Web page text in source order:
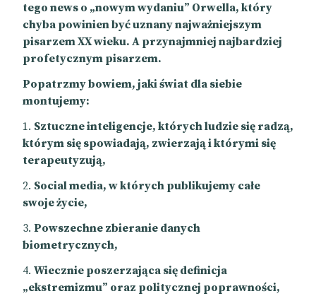
tego news o „nowym wydaniu” Orwella, który
chyba powinien być uznany najważniejszym
pisarzem XX wieku. A przynajmniej najbardziej
profetycznym pisarzem.
Popatrzmy bowiem, jaki świat dla siebie
montujemy:
Sztuczne inteligencje, których ludzie się radzą,
którym się spowiadają, zwierzają i którymi się
terapeutyzują,
Social media, w których publikujemy całe
swoje życie,
Powszechne zbieranie danych
biometrycznych,
Wiecznie poszerzająca się definicja
„ekstremizmu” oraz politycznej poprawności,